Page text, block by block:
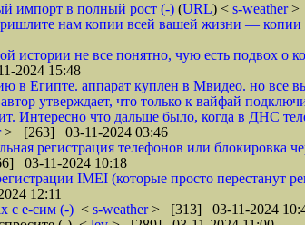
импорт в полный рост (-) (URL) < s-weather>
нам копии всей вашей жизни — копии
истории не все понятно, чую есть подвох о
2024 15:48
в Египте. аппарат куплен в Мвидео. но все
утверждает, что только к вайфай
Интересно что дальше было, когда в ДНС
> [263] 03-11-2024 03:46
регистрация телефонов или блокировка
03-11-2024 10:18
IMEI (которые просто перестанут
12:11
с е-сим (-) < s-weather> [313] 03-11-2024